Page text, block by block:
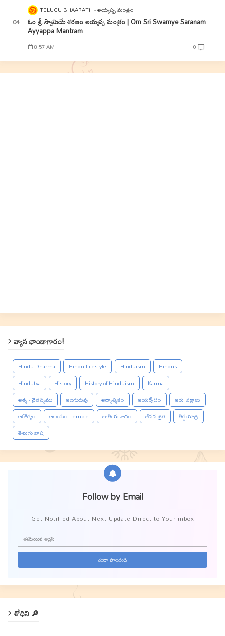
TELUGU BHAARATH అయ్యప్ప మంత్రం
ఓం శ్రీ స్వామియే శరణం అయ్యప్ప మంత్రం | Om Sri Swamye Saranam
Ayyappa Mantram
8:57 AM 0
వ్యాస భాండాగారం!
Hindu Dharma Hindu Lifestyle Hinduism
Hindus
Hindutva
History History of Hinduism
Karma
ఆత్మ - చైతన్యము
ఆదిగురువు ఆధ్యాత్మికం ఆయర్వేదం
ఆరు చక్రాలు
ఆరోగ్యం
ఆలయం-Temple జాతీయవాదం జీవన శైలి
తీర్థయాత్ర
తెలుగు భాష
Follow by Email
Get Notified About Next Update Direct to Your inbox
శోధిని 🔎